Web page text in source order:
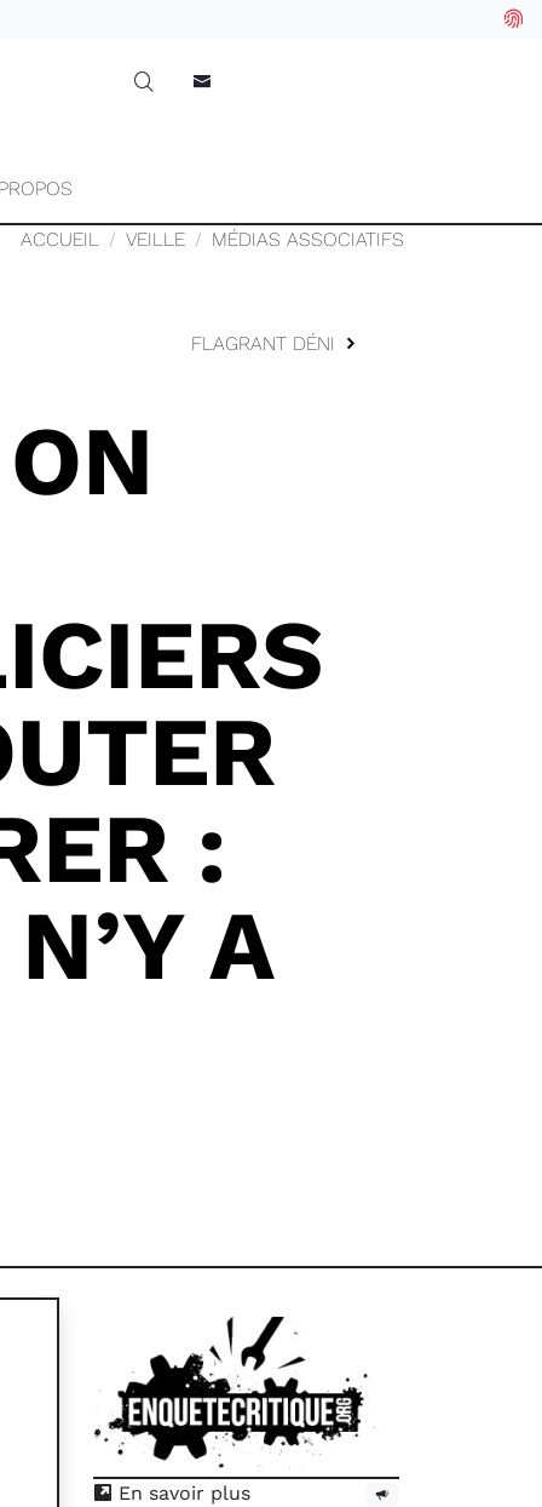
ACCUEIL VEILLE MÉDIAS ASSOCIATIFS
FLAGRANT DÉNI
:
A
En savoir plus